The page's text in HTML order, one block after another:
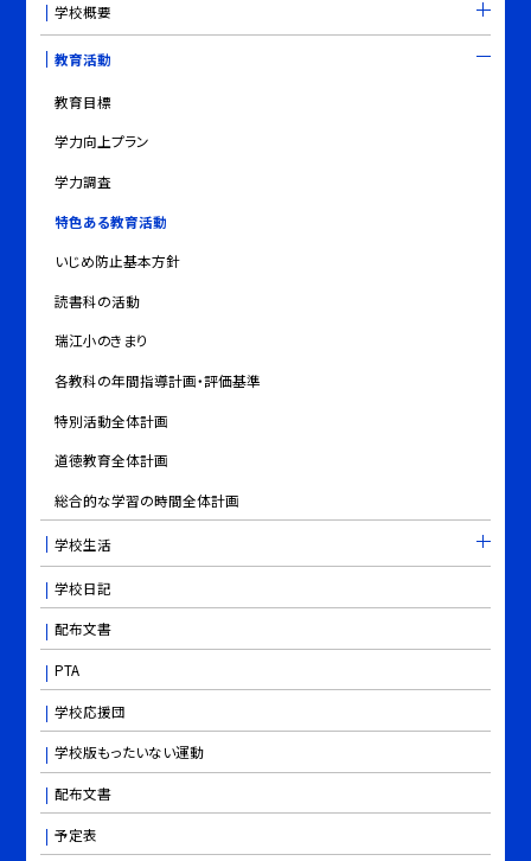
学校概要
教育活動
教育目標
学力向上プラン
学力調査
特色ある教育活動
いじめ防止基本方針
読書科の活動
瑞江小のきまり
各教科の年間指導計画・評価基準
特別活動全体計画
道徳教育全体計画
総合的な学習の時間全体計画
学校生活
学校日記
配布文書
PTA
学校応援団
学校版もったいない運動
配布文書
予定表